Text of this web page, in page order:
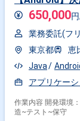
650,000
業務委託(フ
東京都
恵
Java
アプリケー
作業内容 開発環境
造~テスト~保守